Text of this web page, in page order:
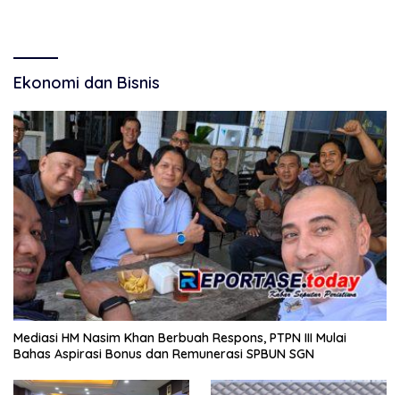
Ekonomi dan Bisnis
Mediasi HM Nasim Khan Berbuah Respons, PTPN III Mulai
Bahas Aspirasi Bonus dan Remunerasi SPBUN SGN